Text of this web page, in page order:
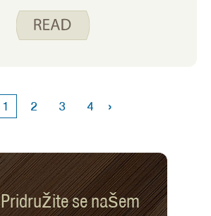
1 2 3 4 ›
Pridružite se našem